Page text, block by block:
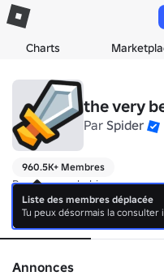
Charts
the very
Par Spider
960.5K+ Membres
Pas encore de bio.
À propos
Annonces
Liste des membres déplacée
Tu peux désormais la consulter